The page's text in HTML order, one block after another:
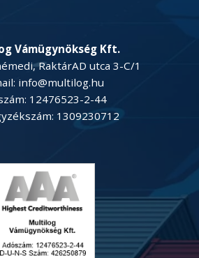
Vámügynökség Kft.
RaktárAD utca 3-C/1
info@multilog.hu
12476523-2-44
1309230712